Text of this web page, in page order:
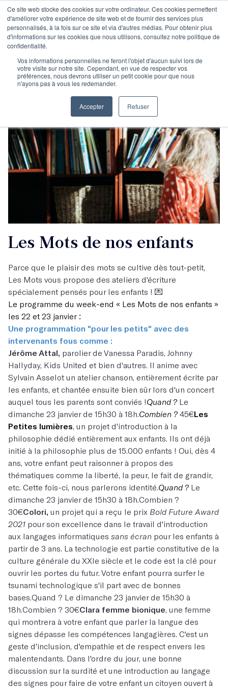
Ce site web stocke des cookies sur votre ordinateur. Ces cookies permettent
d'améliorer votre expérience de site web et de fournir des services plus
personnalisés, à la fois sur ce site et via d'autres médias. Pour obtenir plus
d'informations sur les cookies que nous utilisons, consultez notre politique de
confidentialité.
Vos informations personnelles ne feront l'objet d'aucun suivi lors de
votre visite sur notre site. Cependant, en vue de respecter vos
préférences, nous devrons utiliser un petit cookie pour que nous
n'ayons pas à vous les redemander.
Accepter Refuser
Les Mots de nos enfants
Parce que le plaisir des mots se cultive dès tout-petit,
Les Mots vous propose des ateliers d'écriture
spécialement pensés pour les enfants ! 💌
Le programme du week-end « Les Mots de nos enfants »
les 22 et 23 janvier :
Une programmation "pour les petits" avec des
intervenants fous comme :
Jérôme Attal, parolier de Vanessa Paradis, Johnny
Hallyday, Kids United et bien d'autres. Il anime avec
Sylvain Asselot un atelier chanson, entièrement écrite par
les enfants, et chantée ensuite bien sûr lors d'un concert
auquel tous les parents sont conviés !Quand ? Le
dimanche 23 janvier de 15h30 à 18h.Combien ? 45€Les
Petites lumières, un projet d'introduction à la
philosophie dédié entièrement aux enfants. Ils ont déjà
initié à la philosophie plus de 15.000 enfants ! Oui, dès 4
ans, votre enfant peut raisonner à propos des
thématiques comme la liberté, la peur, le fait de grandir,
etc. Cette fois-ci, nous parlerons identité.Quand ? Le
dimanche 23 janvier de 15h30 à 18h.Combien ?
30€Colori, un projet qui a reçu le prix Bold Future Award
2021 pour son excellence dans le travail d'introduction
aux langages informatiques sans écran pour les enfants à
partir de 3 ans. La technologie est partie constitutive de la
culture générale du XXIe siècle et le code est la clé pour
ouvrir les portes du futur. Votre enfant pourra surfer le
tsunami technologique s'il part avec de bonnes
bases.Quand ? Le dimanche 23 janvier de 15h30 à
18h.Combien ? 30€Clara femme bionique, une femme
qui montrera à votre enfant que parler la langue des
signes dépasse les compétences langagières. C'est un
geste d'inclusion, d'empathie et de respect envers les
malentendants. Dans l'ordre du jour, une bonne
discussion sur la surdité et une introduction au langage
des signes pour faire de votre enfant un citoyen ouvert à